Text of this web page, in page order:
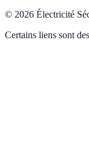
© 2026 Électricité
Certains liens sont